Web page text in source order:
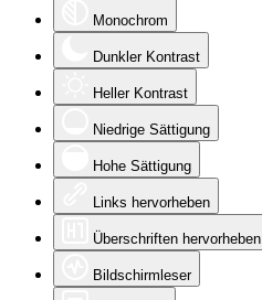
Monochrom
Dunkler Kontrast
Heller Kontrast
Niedrige Sättigung
Hohe Sättigung
Links hervorheben
Überschriften hervorheben
Bildschirmleser